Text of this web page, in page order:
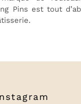
Pins est tout